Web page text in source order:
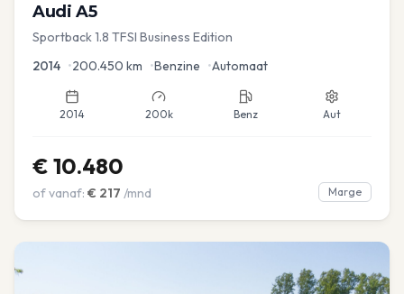
Audi A5
Sportback 1.8 TFSI Business Edition
2014 •200.450 km •Benzine •Automaat
2014 200k Benz Aut
€ 10.480
of vanaf: € 217 /mnd Marge